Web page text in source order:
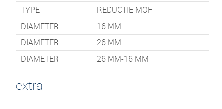
TYPE
REDUCTIE MOF
DIAMETER
16 MM
DIAMETER
26 MM
DIAMETER
26 MM-16 MM
extra